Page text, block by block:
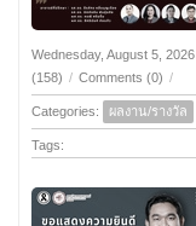
Wednesday, August 5, 2026
(158) / Comments (0) /
Categories: ผลงาน/รางวัล
Tags: